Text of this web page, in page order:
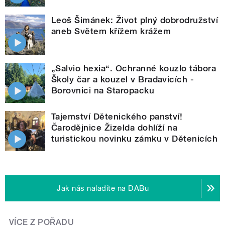
Leoš Šimánek: Život plný dobrodružství
aneb Světem křížem krážem
„Salvio hexia“. Ochranné kouzlo tábora
Školy čar a kouzel v Bradavicích -
Borovnici na Staropacku
Tajemství Dětenického panství!
Čarodějnice Žizelda dohlíží na
turistickou novinku zámku v Dětenicích
Jak nás naladíte na DABu
VÍCE Z POŘADU